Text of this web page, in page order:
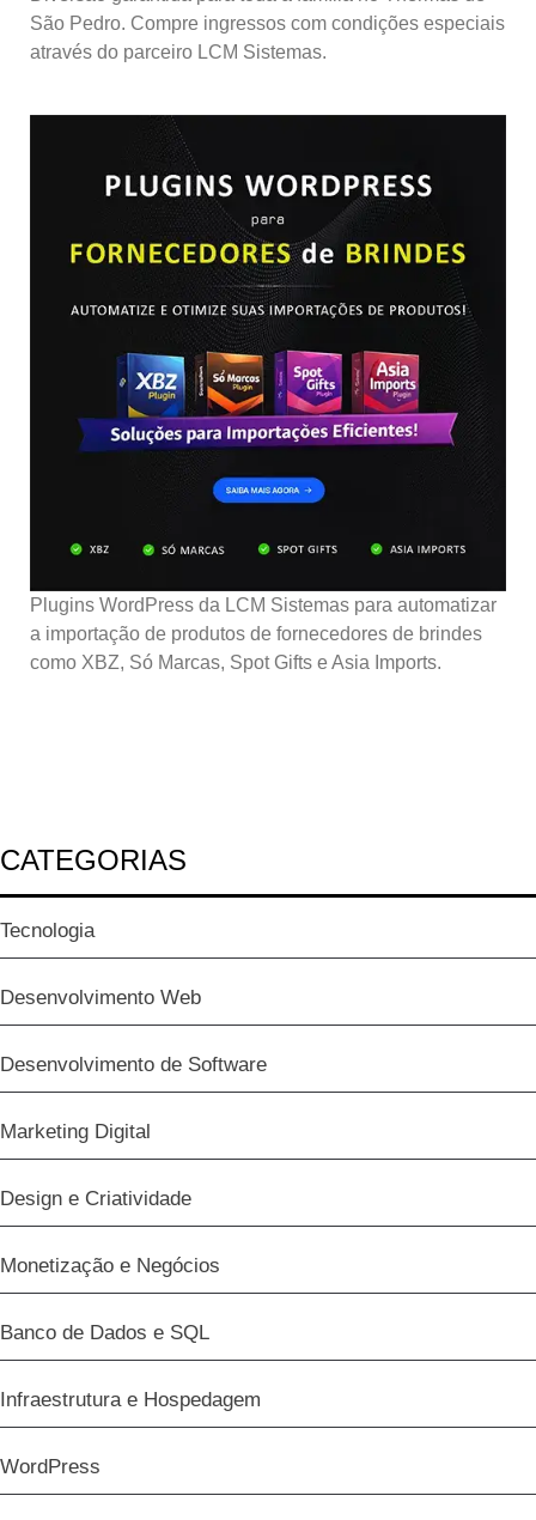
São Pedro. Compre ingressos com condições especiais
através do parceiro LCM Sistemas.
Plugins WordPress da LCM Sistemas para automatizar
a importação de produtos de fornecedores de brindes
como XBZ, Só Marcas, Spot Gifts e Asia Imports.
CATEGORIAS
Tecnologia
Desenvolvimento Web
Desenvolvimento de Software
Marketing Digital
Design e Criatividade
Monetização e Negócios
Banco de Dados e SQL
Infraestrutura e Hospedagem
WordPress